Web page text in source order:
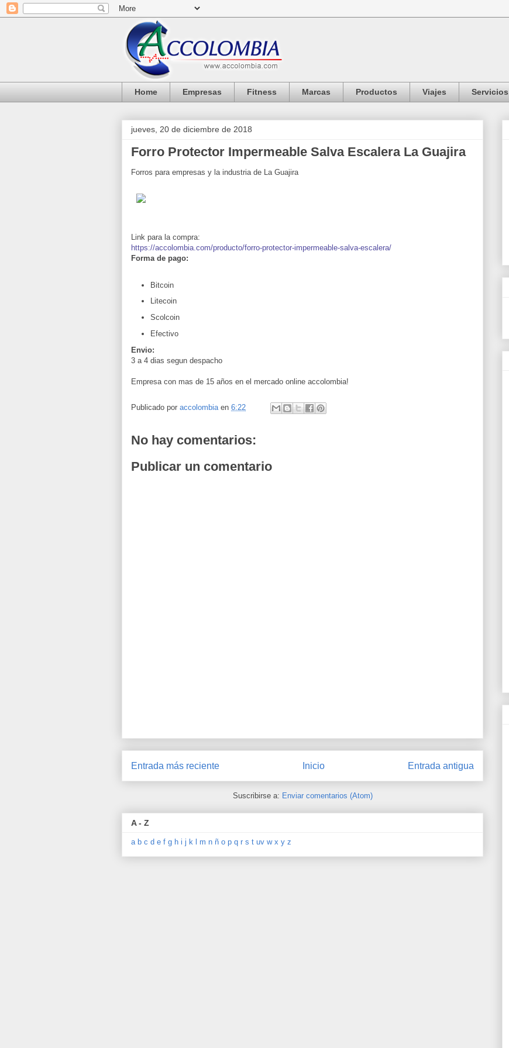
Home Empresas Fitness Marcas Productos Viajes Servicios
jueves, 20 de diciembre de 2018
Forro Protector Impermeable Salva Escalera La Guajira
Forros para empresas y la industria de La Guajira
Link para la compra:
https://accolombia.com/producto/forro-protector-impermeable-salva-escalera/
Forma de pago:
Bitcoin
Litecoin
Scolcoin
Efectivo
Envio:
3 a 4 dias segun despacho
Empresa con mas de 15 años en el mercado online accolombia!
Publicado por accolombia en 6:22
No hay comentarios:
Publicar un comentario
Entrada más reciente Entrada antigua
Inicio
Suscribirse a: Enviar comentarios (Atom)
A - Z
a b c d e f g h i j k m n ñ o p q r s t uv w x y z